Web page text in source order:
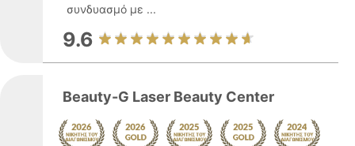
συνδυασμό με ...
9.6
Beauty-G Laser Beauty Center